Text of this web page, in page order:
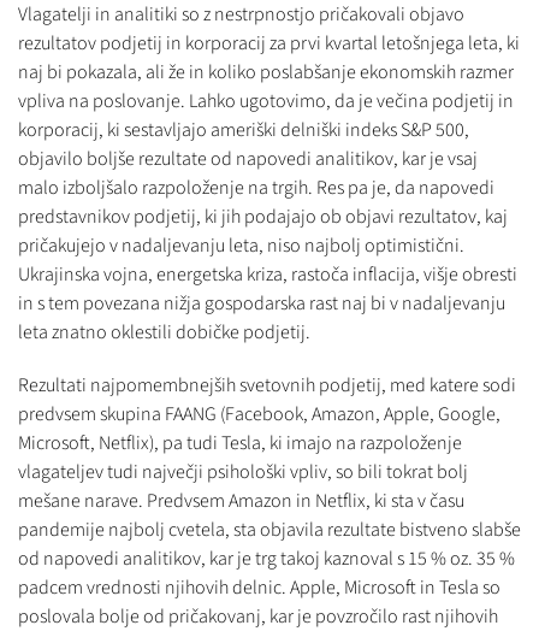
Vlagatelji in analitiki so z nestrpnostjo pričakovali objavo
rezultatov podjetij in korporacij za prvi kvartal letošnjega leta, ki
naj bi pokazala, ali že in koliko poslabšanje ekonomskih razmer
vpliva na poslovanje. Lahko ugotovimo, da je večina podjetij in
korporacij, ki sestavljajo ameriški delniški indeks S&P 500,
objavilo boljše rezultate od napovedi analitikov, kar je vsaj
malo izboljšalo razpoloženje na trgih. Res pa je, da napovedi
predstavnikov podjetij, ki jih podajajo ob objavi rezultatov, kaj
pričakujejo v nadaljevanju leta, niso najbolj optimistični.
Ukrajinska vojna, energetska kriza, rastoča inflacija, višje obresti
in s tem povezana nižja gospodarska rast naj bi v nadaljevanju
leta znatno oklestili dobičke podjetij.
Rezultati najpomembnejših svetovnih podjetij, med katere sodi
predvsem skupina FAANG (Facebook, Amazon, Apple, Google,
Microsoft, Netflix), pa tudi Tesla, ki imajo na razpoloženje
vlagateljev tudi največji psihološki vpliv, so bili tokrat bolj
mešane narave. Predvsem Amazon in Netflix, ki sta v času
pandemije najbolj cvetela, sta objavila rezultate bistveno slabše
od napovedi analitikov, kar je trg takoj kaznoval s 15 % oz. 35 %
padcem vrednosti njihovih delnic. Apple, Microsoft in Tesla so
poslovala bolje od pričakovanj, kar je povzročilo rast njihovih